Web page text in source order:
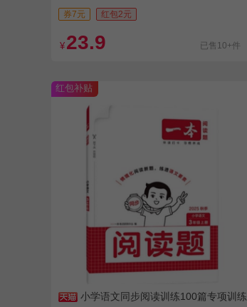
券7元 红包2元
¥ 23.9 已售10+件
红包补贴
小学语文同步阅读训练100篇专项训练